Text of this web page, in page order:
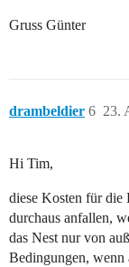
Gruss Günter
drambeldier 23.
6
Hi Tim,
diese Kosten für die
durchaus anfallen,
das Nest nur von
Bedingungen, wenn